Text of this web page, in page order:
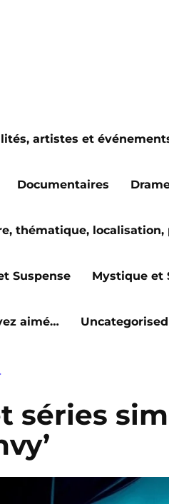
artistes et
Documentaires
thématique,
Suspense Mystique et
aimé… Uncategorised
séries